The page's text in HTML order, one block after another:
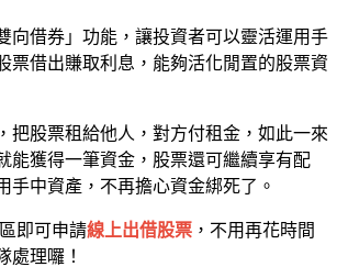
向借券」功能，讓投資者可以靈活運用手
票借出賺取利息，能夠活化閒置的股票資
把股票租給他人，對方付租金，如此一來
能獲得一筆資金，股票還可繼續享有配
手中資產，不再擔心資金綁死了。
即可申請線上出借股票 ，不用再花時間
處理囉！